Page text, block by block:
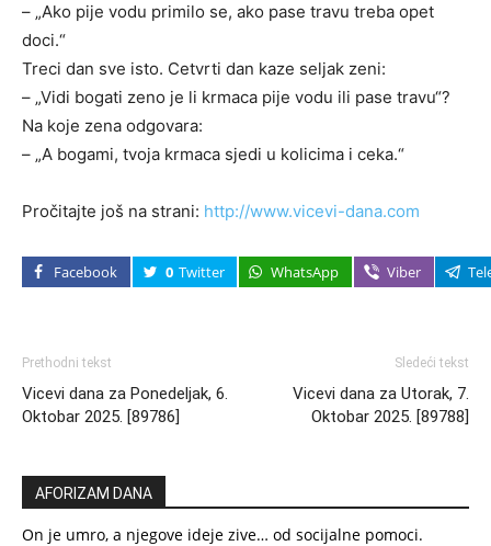
– „Ako pije vodu primilo se, ako pase travu treba opet
doci.“
Treci dan sve isto. Cetvrti dan kaze seljak zeni:
– „Vidi bogati zeno je li krmaca pije vodu ili pase travu“?
Na koje zena odgovara:
– „A bogami, tvoja krmaca sjedi u kolicima i ceka.“
Pročitajte još na strani: http://www.vicevi-dana.com
Facebook 0 Twitter WhatsApp Viber
Prethodni tekst
Vicevi dana za Ponedeljak, 6.
Oktobar 2025. [89786]
Sledeći tekst
Vicevi dana za Utorak, 7.
Oktobar 2025. [89788]
AFORIZAM DANA
On je umro, a njegove ideje zive… od socijalne pomoci.